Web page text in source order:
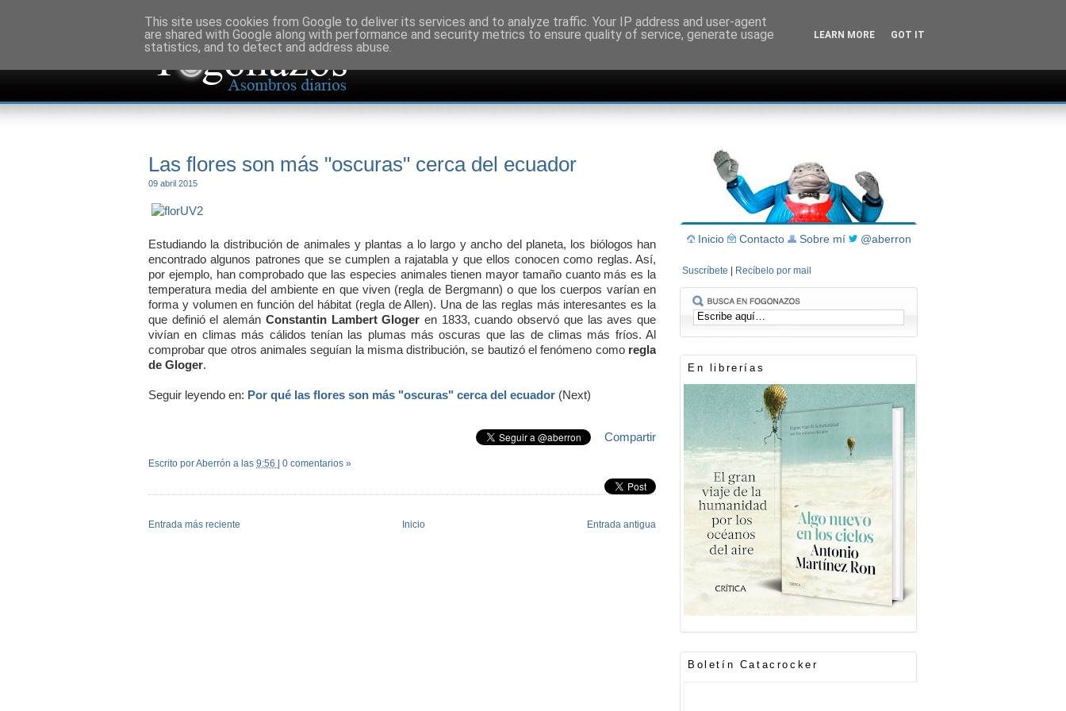
Las flores son más "oscuras" cerca del ecuador
09 abril 2015
Estudiando la distribución de animales y plantas a lo largo y ancho del planeta, los biólogos han
encontrado algunos patrones que se cumplen a rajatabla y que ellos conocen como reglas. Así,
por ejemplo, han comprobado que las especies animales tienen mayor tamaño cuanto más es la
temperatura media del ambiente en que viven (regla de Bergmann) o que los cuerpos varían en
forma y volumen en función del hábitat (regla de Allen). Una de las reglas más interesantes es la
que definió el alemán Constantin Lambert Glogeren 1833, cuando observó que las aves que
vivían en climas más cálidos tenían las plumas más oscuras que las de climas más fríos. Al
comprobar que otros animales seguían la misma distribución, se bautizó el fenómeno como regla
de Gloger.
Seguir leyendo en: Por qué las flores son más "oscuras" cerca del ecuador (Next)
Compartir
Escrito por Aberrón a las 9:56 | 0 comentarios »
Entrada más reciente Entrada antigua
Inicio
Inicio Contacto Sobre mí @aberron
Suscríbete Recíbelo por mail
En librerías
Boletín Catacrocker
This site uses cookies from Google to deliver its services and to analyze traffic. Your IP address and user-agent
are shared with Google along with performance and security metrics to ensure quality of service, generate usage
statistics, and to detect and address abuse.
LEARN MORE GOT IT